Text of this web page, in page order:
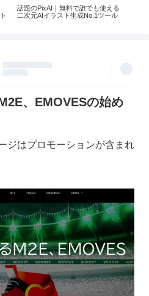
話題のPixAI｜無料で誰でも使える
二次元AIイラスト生成No.1ツール
、EMOVESの始め
ジはプロモーションが含まれ